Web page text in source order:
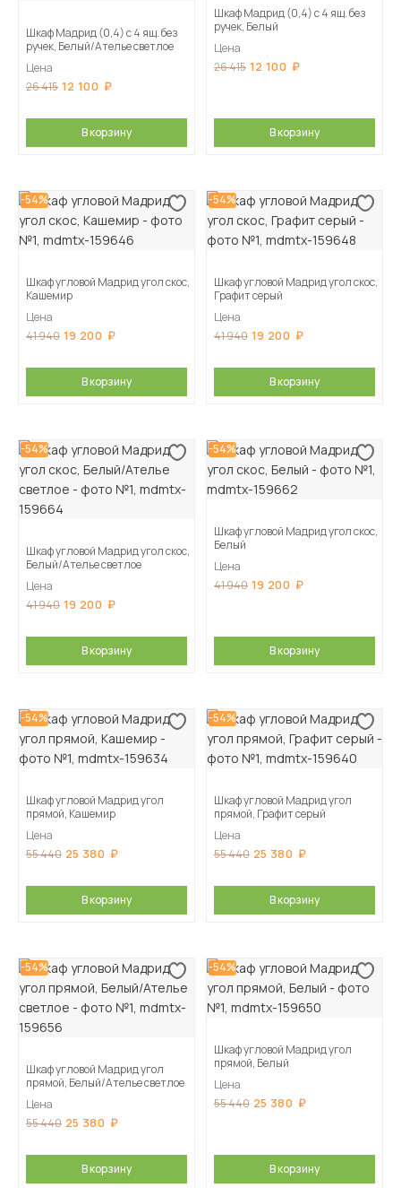
Шкаф Мадрид (0,4) с 4 ящ. без
ручек, Белый/Ателье светлое
Цена
26 415 12 100
В корзину
Шкаф Мадрид (0,4) с 4 ящ. без
ручек, Белый
Цена
26 415 12 100
В корзину
-54%
Шкаф угловой Мадрид угол скос,
Кашемир
Цена
41 940 19 200
В корзину
-54%
Шкаф угловой Мадрид угол скос,
Графит серый
Цена
41 940 19 200
В корзину
-54%
Шкаф угловой Мадрид угол скос,
Белый/Ателье светлое
Цена
41 940 19 200
В корзину
-54%
Шкаф угловой Мадрид угол скос,
Белый
Цена
41 940 19 200
В корзину
-54%
Шкаф угловой Мадрид угол
прямой, Кашемир
Цена
55 440 25 380
В корзину
-54%
Шкаф угловой Мадрид угол
прямой, Графит серый
Цена
55 440 25 380
В корзину
-54%
Шкаф угловой Мадрид угол
прямой, Белый/Ателье светлое
Цена
55 440 25 380
В корзину
-54%
Шкаф угловой Мадрид угол
прямой, Белый
Цена
55 440 25 380
В корзину